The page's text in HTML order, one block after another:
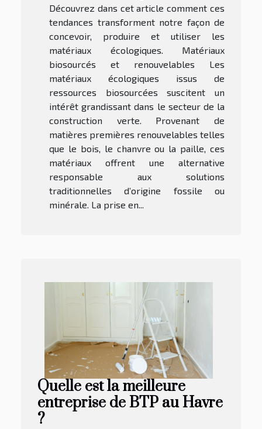
Découvrez dans cet article comment ces
tendances transforment notre façon de
concevoir, produire et utiliser les
matériaux écologiques. Matériaux
biosourcés et renouvelables Les
matériaux écologiques issus de
ressources biosourcées suscitent un
intérêt grandissant dans le secteur de la
construction verte. Provenant de
matières premières renouvelables telles
que le bois, le chanvre ou la paille, ces
matériaux offrent une alternative
responsable aux solutions
traditionnelles d’origine fossile ou
minérale. La prise en...
Quelle est la meilleure
entreprise de BTP au Havre
?